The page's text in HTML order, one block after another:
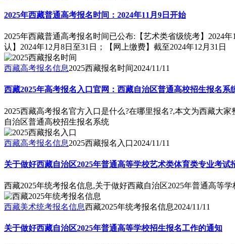
2025年西藏普通高考报名时间：2024年11月9日开始
2025年西藏普通高考报名时间已公布:【艺术类省级统考】2024
认】2024年12月8日至31日；【网上缴费】截至2024年12月31日
西藏高考报名信息2025西藏报名时间2024/11/11
西藏2025年高考报名入口官网：西藏自治区普通高校招生报名系
2025西藏高考报名官方入口是什么?在哪里报名?,本文为西藏大
自治区普通高校招生报名系统
西藏高考报名信息2025西藏报名入口2024/11/11
关于做好西藏自治区2025年普通高等学校艺术类体育类专业考试
西藏2025年统考报名信息,关于做好西藏自治区2025年普通高等
西藏美术统考报名信息西藏2025年统考报名信息2024/11/11
关于做好西藏自治区2025年普通高等学校招生报名工作的通知